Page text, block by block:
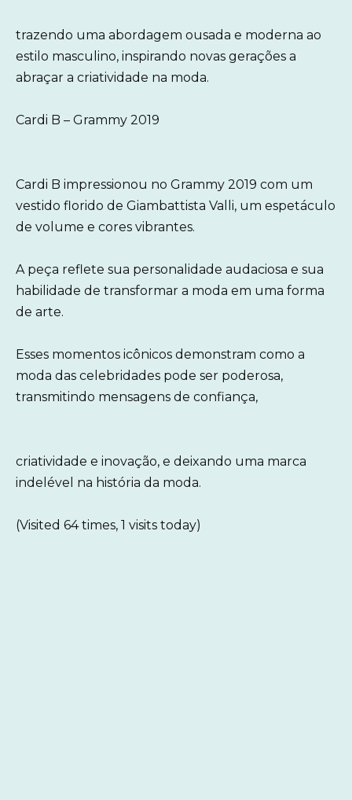
trazendo uma abordagem ousada e moderna ao
estilo masculino, inspirando novas gerações a
abraçar a criatividade na moda.
Cardi B – Grammy 2019
Cardi B impressionou no Grammy 2019 com um
vestido florido de Giambattista Valli, um espetáculo
de volume e cores vibrantes.
A peça reflete sua personalidade audaciosa e sua
habilidade de transformar a moda em uma forma
de arte.
Esses momentos icônicos demonstram como a
moda das celebridades pode ser poderosa,
transmitindo mensagens de confiança,
criatividade e inovação, e deixando uma marca
indelével na história da moda.
(Visited 64 times, 1 visits today)